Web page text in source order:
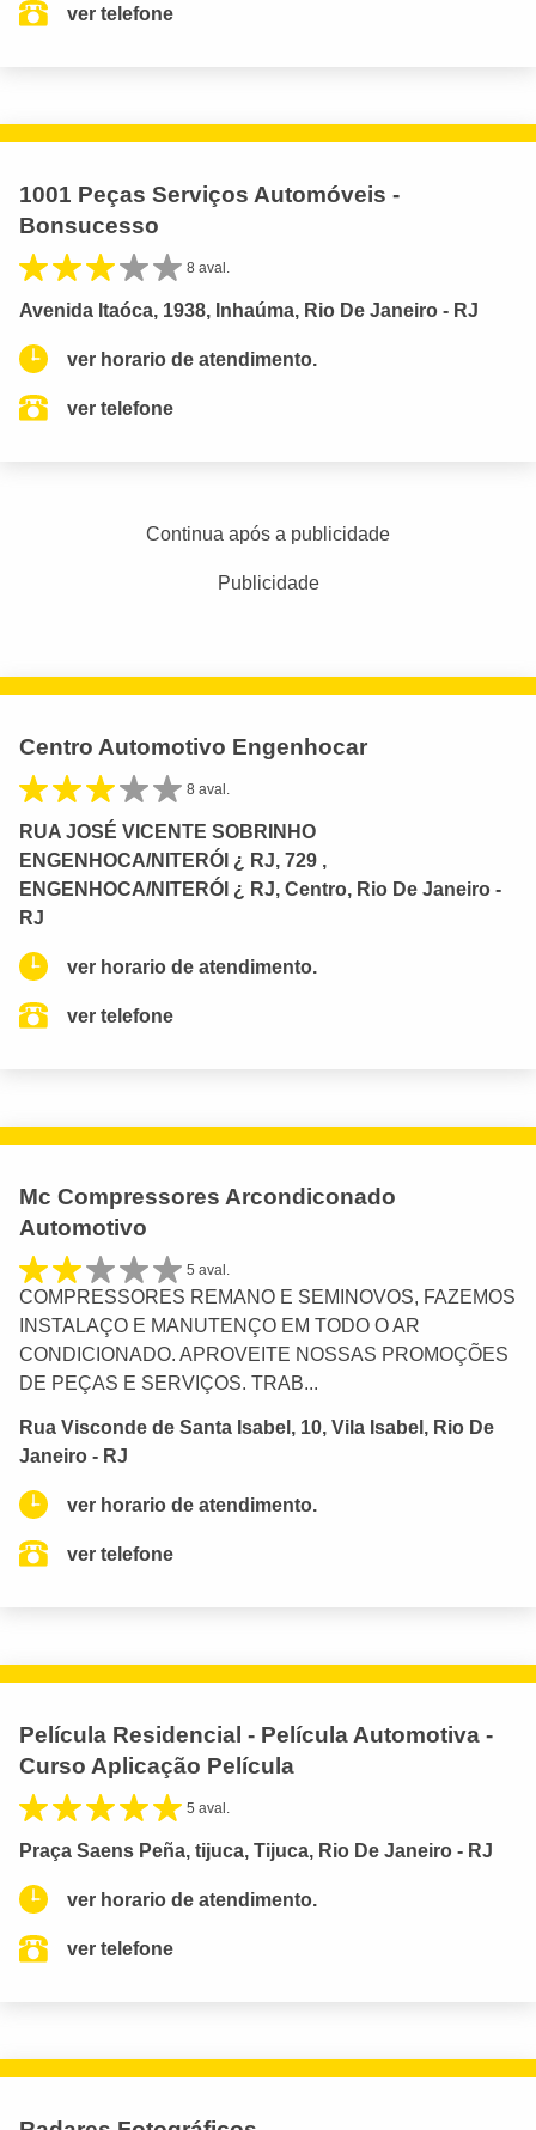
ver telefone
1001 Peças Serviços Automóveis -
Bonsucesso
8 aval.
Avenida Itaóca, 1938, Inhaúma, Rio De Janeiro - RJ
ver horario de atendimento.
ver telefone
Continua após a publicidade
Publicidade
Centro Automotivo Engenhocar
8 aval.
RUA JOSÉ VICENTE SOBRINHO
ENGENHOCA/NITERÓI ¿ RJ, 729 ,
ENGENHOCA/NITERÓI ¿ RJ, Centro, Rio De Janeiro -
RJ
ver horario de atendimento.
ver telefone
Mc Compressores Arcondiconado
Automotivo
5 aval.
COMPRESSORES REMANO E SEMINOVOS, FAZEMOS
INSTALAÇO E MANUTENÇO EM TODO O AR
CONDICIONADO. APROVEITE NOSSAS PROMOÇÕES
DE PEÇAS E SERVIÇOS. TRAB...
Rua Visconde de Santa Isabel, 10, Vila Isabel, Rio De
Janeiro - RJ
ver horario de atendimento.
ver telefone
Película Residencial - Película Automotiva -
Curso Aplicação Película
5 aval.
Praça Saens Peña, tijuca, Tijuca, Rio De Janeiro - RJ
ver horario de atendimento.
ver telefone